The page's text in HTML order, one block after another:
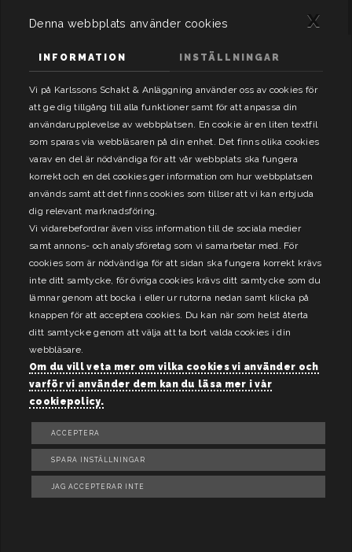
x
Denna webbplats använder cookies
INFORMATION INSTÄLLNINGAR
Vi på Karlssons Schakt & Anläggning använder oss av cookies för
att ge dig tillgång till alla funktioner samt för att anpassa din
användarupplevelse av webbplatsen. En cookie är en liten textfil
som sparas via webbläsaren på din enhet. Det finns olika cookies
varav en del är nödvändiga för att vår webbplats ska fungera
korrekt och en del cookies ger information om hur webbplatsen
används samt att det finns cookies som tillser att vi kan erbjuda
dig relevant marknadsföring.
Vi vidarebefordrar även viss information till de sociala medier
samt annons- och analysföretag som vi samarbetar med. För
cookies som är nödvändiga för att sidan ska fungera korrekt krävs
inte ditt samtycke, för övriga cookies krävs ditt samtycke som du
lämnar genom att bocka i eller ur rutorna nedan samt klicka på
knappen för att acceptera cookies. Du kan när som helst återta
ditt samtycke genom att välja att ta bort valda cookies i din
webbläsare.
Om du vill veta mer om vilka cookies vi använder och
varför vi använder dem kan du läsa mer i vår
cookiepolicy.
JAG ACCEPTERAR INTE
SPARA INSTÄLLNINGAR
ACCEPTERA